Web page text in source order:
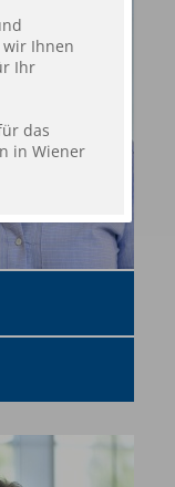
wir Ihnen
Ihr
das
in Wiener